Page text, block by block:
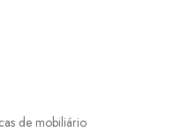
de mobiliário